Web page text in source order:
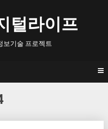
털라이프
보기술 프로젝트